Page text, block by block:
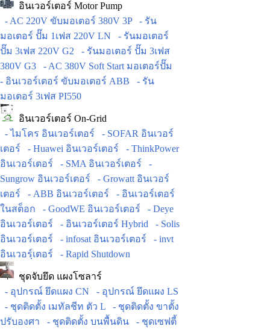
อินเวอร์เตอร์ Motor Pump
- AC 220V ขับมอเตอร์ 380V 3P
- รัน
มอเตอร์ ปั๊ม 1เฟส 220V LN
- รันมอเตอร์
ปั๊ม 3เฟส 220V G2
- รันมอเตอร์ ปั๊ม 3เฟส
380V G3
- AC 380V Soft Start มอเตอร์ปั๊ม
- อินเวอร์เตอร์ ขับมอเตอร์ ABB
- รัน
มอเตอร์ 3เฟส PI550
อินเวอร์เตอร์ On-Grid
- ไมโคร อินเวอร์เตอร์
- SOFAR อินเวอร์
เตอร์
- Huawei อินเวอร์เตอร์
- ThinkPower
อินเวอร์เตอร์
- SMA อินเวอร์เตอร์
-
Sungrow อินเวอร์เตอร์
- Growatt อินเวอร์
เตอร์
- ABB อินเวอร์เตอร์
- อินเวอร์เตอร์
ในสต็อก
- GoodWE อินเวอร์เตอร์
- Deye
อินเวอร์เตอร์
- อินเวอร์เตอร์ Hybrid
- Solis
อินเวอร์เตอร์
- infosat อินเวอร์เตอร์
- invt
อินเวอร์ฺเตอร์
- Rapid Shutdown
ชุดจับยึด แผงโซลาร์
- อุปกรณ์ ยึดแผง CN
- อุปกรณ์ ยึดแผง LS
- ชุดติดตั้ง เมทัลชีท ตัว L
- ชุดติดตั้ง ขาตั้ง
ปรับองศา
- ชุดติดตั้ง บนพื้นดิน
- ชุดเซฟตี้